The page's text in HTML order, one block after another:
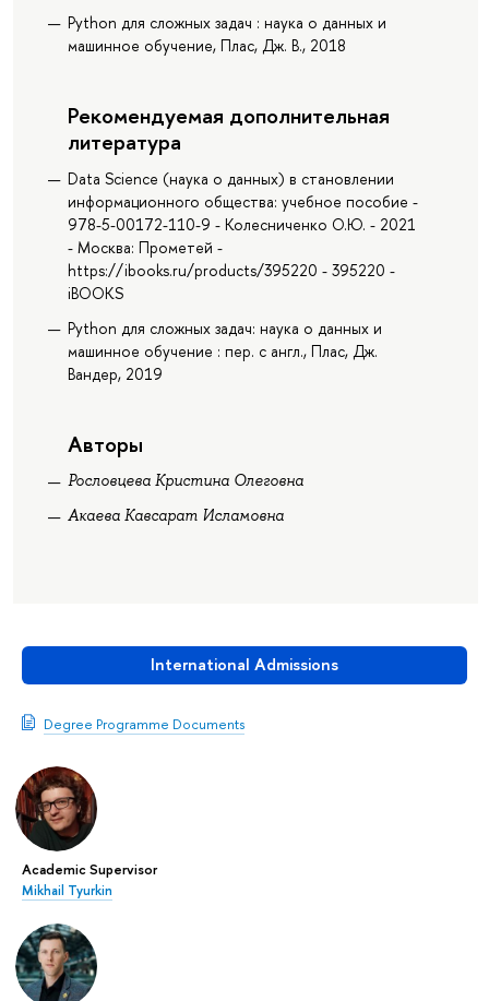
International Admissions
Degree Programme Documents
Academic Supervisor
Mikhail Tyurkin
Python для сложных задач : наука о данных и
машинное обучение, Плас, Дж. В., 2018
Рекомендуемая дополнительная
литература
Data Science (наука о данных) в становлении
информационного общества: учебное пособие -
978-5-00172-110-9 - Колесниченко О.Ю. - 2021
- Москва: Прометей -
https://ibooks.ru/products/395220 - 395220 -
iBOOKS
Python для сложных задач: наука о данных и
машинное обучение : пер. с англ., Плас, Дж.
Вандер, 2019
Авторы
Рословцева Кристина Олеговна
Акаева Кавсарат Исламовна